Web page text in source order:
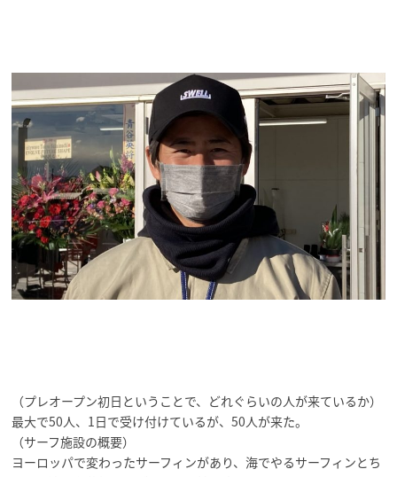
（プレオープン初日ということで、どれぐらいの人が来ているか）
最大で50人、1日で受け付けているが、50人が来た。
（サーフ施設の概要）
ヨーロッパで変わったサーフィンがあり、海でやるサーフィンとち